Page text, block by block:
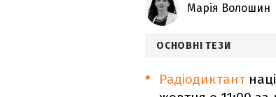
Марія Волошин
ОСНОВНІ ТЕЗИ
Радіодиктант